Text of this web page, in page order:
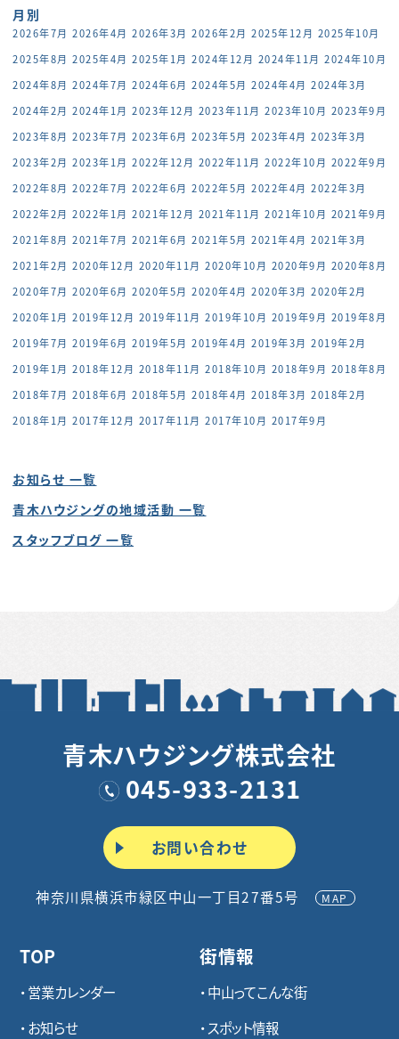
月別
2026年7月 2026年4月 2026年3月 2026年2月 2025年12月 2025年10月
2025年8月 2025年4月 2025年1月 2024年12月 2024年11月 2024年10月
2024年8月 2024年7月 2024年6月 2024年5月 2024年4月 2024年3月
2024年2月 2024年1月 2023年12月 2023年11月 2023年10月 2023年9月
2023年8月 2023年7月 2023年6月 2023年5月 2023年4月 2023年3月
2023年2月 2023年1月 2022年12月 2022年11月 2022年10月 2022年9月
2022年8月 2022年7月 2022年6月 2022年5月 2022年4月 2022年3月
2022年2月 2022年1月 2021年12月 2021年11月 2021年10月 2021年9月
2021年8月 2021年7月 2021年6月 2021年5月 2021年4月 2021年3月
2021年2月 2020年12月 2020年11月 2020年10月 2020年9月 2020年8月
2020年7月 2020年6月 2020年5月 2020年4月 2020年3月 2020年2月
2020年1月 2019年12月 2019年11月 2019年10月 2019年9月 2019年8月
2019年7月 2019年6月 2019年5月 2019年4月 2019年3月 2019年2月
2019年1月 2018年12月 2018年11月 2018年10月 2018年9月 2018年8月
2018年7月 2018年6月 2018年5月 2018年4月 2018年3月 2018年2月
2018年1月 2017年12月 2017年11月 2017年10月 2017年9月
お知らせ 一覧
青木ハウジングの地域活動 一覧
スタッフブログ 一覧
青木ハウジング株式会社
045-933-2131
お問い合わせ
神奈川県横浜市緑区中山一丁目27番5号 MAP
TOP
営業カレンダー
お知らせ
街情報
中山ってこんな街
スポット情報